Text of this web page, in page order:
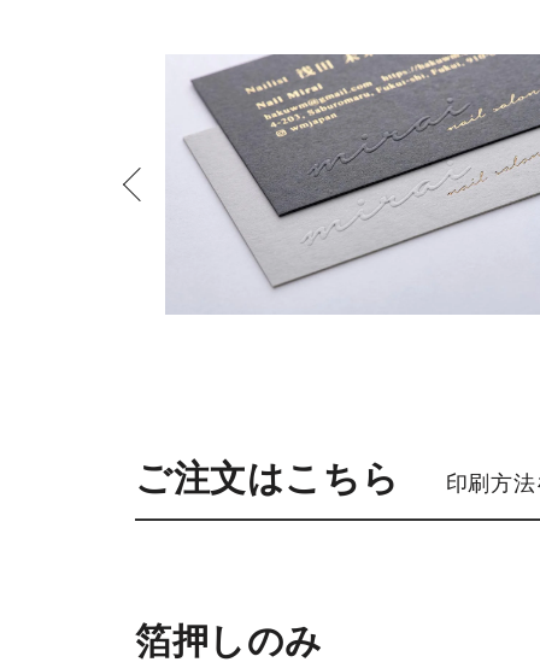
Previous
ご注文はこちら 印刷方
箔押しのみ